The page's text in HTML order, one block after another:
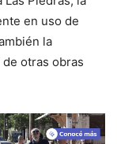
en uso de
la
otras obras